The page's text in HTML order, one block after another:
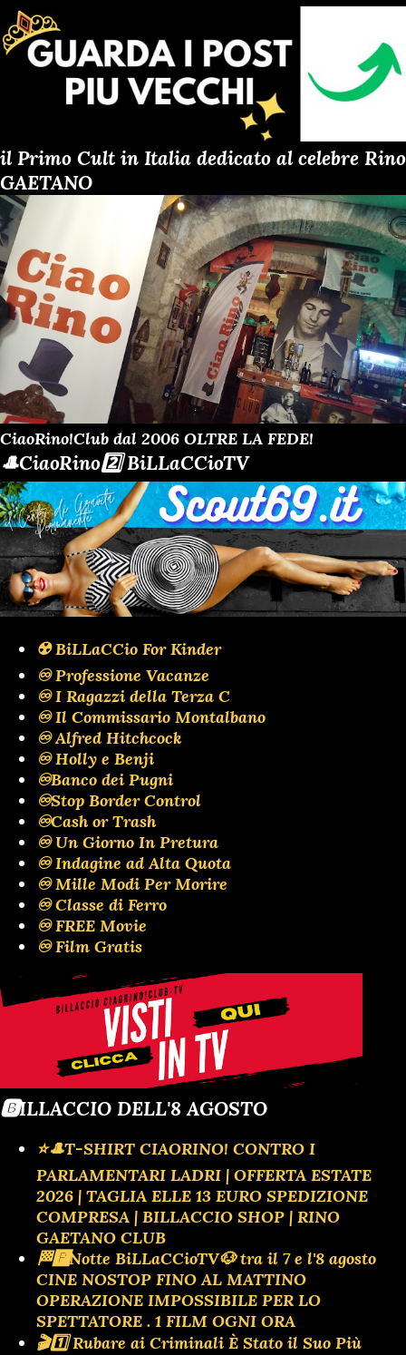
il Primo Cult in Italia dedicato al celebre Rino
GAETANO
CiaoRino!Club dal 2006 OLTRE LA FEDE!
🎩CiaoRino2️⃣ BiLLaCCioTV
☢️ BiLLaCCio For Kinder
♾️ Professione Vacanze
♾️ I Ragazzi della Terza C
♾️ Il Commissario Montalbano
♾️ Alfred Hitchcock
♾️ Holly e Benji
♾️Banco dei Pugni
♾️Stop Border Control
♾️Cash or Trash
♾️ Un Giorno In Pretura
♾️ Indagine ad Alta Quota
♾️ Mille Modi Per Morire
♾️ Classe di Ferro
♾️ FREE Movie
♾️ Film Gratis
🅱️ILLACCIO DELL'8 AGOSTO
⭐🎩T-SHIRT CIAORINO! CONTRO I
PARLAMENTARI LADRI | OFFERTA ESTATE
2026 | TAGLIA ELLE 13 EURO SPEDIZIONE
COMPRESA | BILLACCIO SHOP | RINO
GAETANO CLUB
🏁🅿️Notte BiLLaCCioTV🐶 tra il 7 e l'8 agosto
CINE NOSTOP FINO AL MATTINO
OPERAZIONE IMPOSSIBILE PER LO
SPETTATORE . 1 FILM OGNI ORA
🎬1️⃣ Rubare ai Criminali È Stato il Suo Più